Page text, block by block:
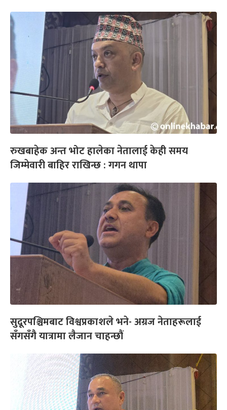
रुखबाहेक अन्त भोट हालेका नेतालाई केही समय
जिम्मेवारी बाहिर राखिन्छ : गगन थापा
सुदूरपश्चिमबाट विश्वप्रकाशले भने- अग्रज नेताहरूलाई
सँगसँगै यात्रामा लैजान चाहन्छौं